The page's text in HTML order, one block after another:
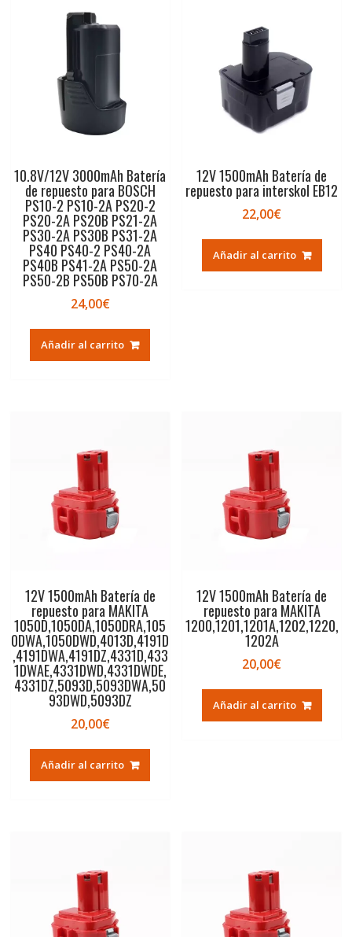
10.8V/12V 3000mAh Batería
de repuesto para BOSCH
PS10-2 PS10-2A PS20-2
PS20-2A PS20B PS21-2A
PS30-2A PS30B PS31-2A
PS40 PS40-2 PS40-2A
PS40B PS41-2A PS50-2A
PS50-2B PS50B PS70-2A
24,00€
Añadir al carrito
12V 1500mAh Batería de
repuesto para interskol EB12
22,00€
Añadir al carrito
12V 1500mAh Batería de
repuesto para MAKITA
1050D,1050DA,1050DRA,105
0DWA,1050DWD,4013D,4191D
,4191DWA,4191DZ,4331D,433
1DWAE,4331DWD,4331DWDE,
4331DZ,5093D,5093DWA,50
93DWD,5093DZ
20,00€
Añadir al carrito
12V 1500mAh Batería de
repuesto para MAKITA
1200,1201,1201A,1202,1220,
1202A
20,00€
Añadir al carrito